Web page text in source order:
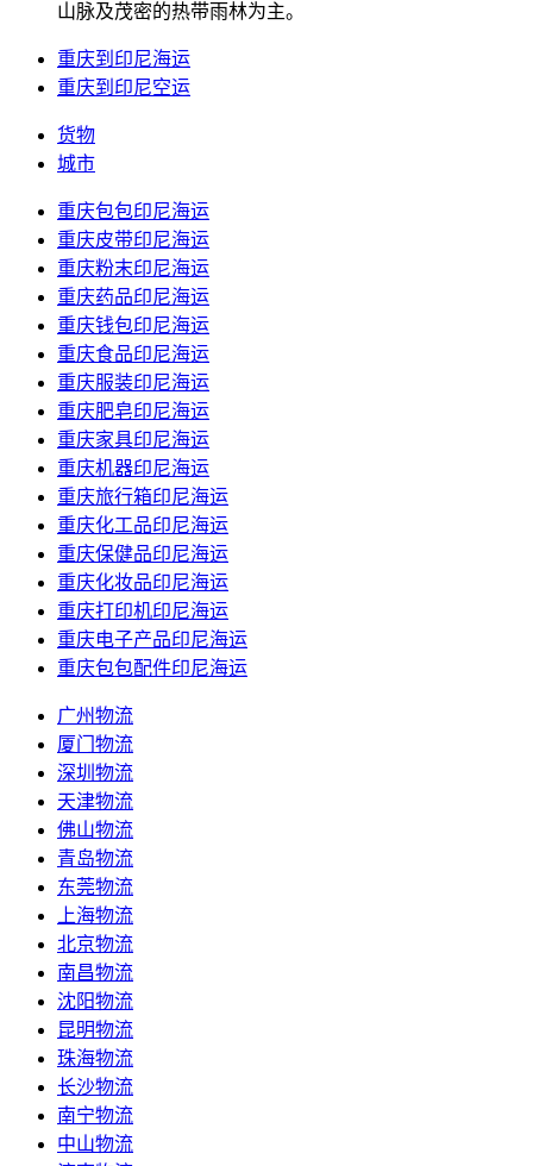
山脉及茂密的热带雨林为主。
重庆到印尼海运
重庆到印尼空运
货物
城市
重庆包包印尼海运
重庆皮带印尼海运
重庆粉末印尼海运
重庆药品印尼海运
重庆钱包印尼海运
重庆食品印尼海运
重庆服装印尼海运
重庆肥皂印尼海运
重庆家具印尼海运
重庆机器印尼海运
重庆旅行箱印尼海运
重庆化工品印尼海运
重庆保健品印尼海运
重庆化妆品印尼海运
重庆打印机印尼海运
重庆电子产品印尼海运
重庆包包配件印尼海运
广州物流
厦门物流
深圳物流
天津物流
佛山物流
青岛物流
东莞物流
上海物流
北京物流
南昌物流
沈阳物流
昆明物流
珠海物流
长沙物流
南宁物流
中山物流